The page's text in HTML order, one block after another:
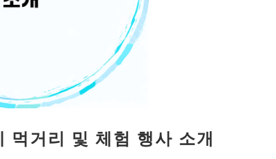
먹거리 및 체험 행사 소개